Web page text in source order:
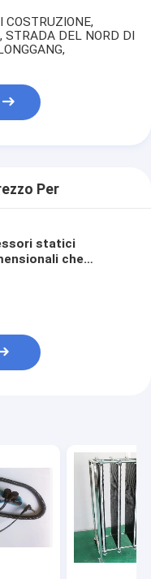
STRADA DEL NORD DI
Per
statici
che